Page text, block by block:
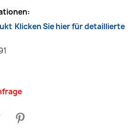
Klicken Sie hier für detaillierte